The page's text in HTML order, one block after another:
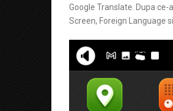
Google Translate. Dupa
Screen, Foreign Language